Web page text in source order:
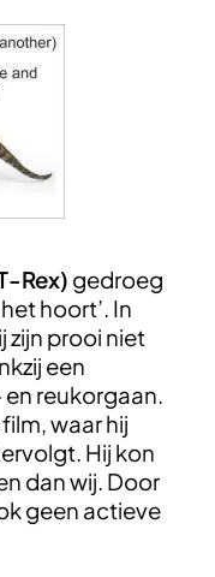
Rex) gedroeg
hoort’. In
zijn prooi niet
een
reukorgaan.
waar hij
Hij kon
dan wij. Door
geen actieve